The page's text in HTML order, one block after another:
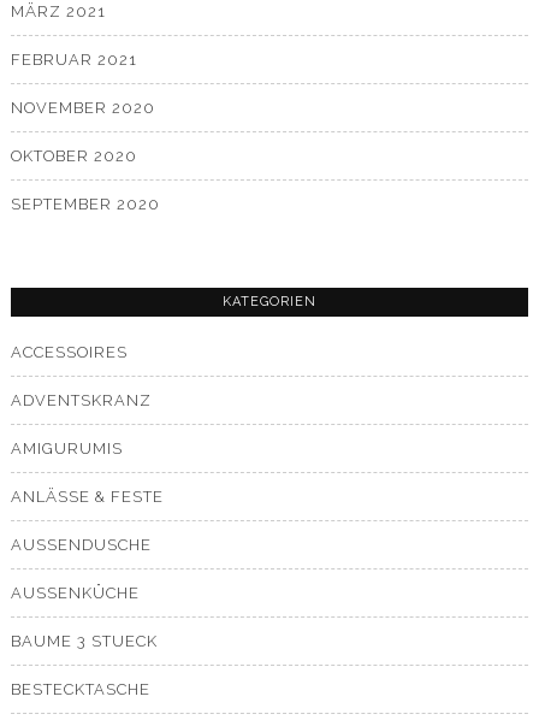
MÄRZ 2021
FEBRUAR 2021
NOVEMBER 2020
OKTOBER 2020
SEPTEMBER 2020
KATEGORIEN
ACCESSOIRES
ADVENTSKRANZ
AMIGURUMIS
ANLÄSSE & FESTE
AUSSENDUSCHE
AUSSENKÜCHE
BAUME 3 STUECK
BESTECKTASCHE